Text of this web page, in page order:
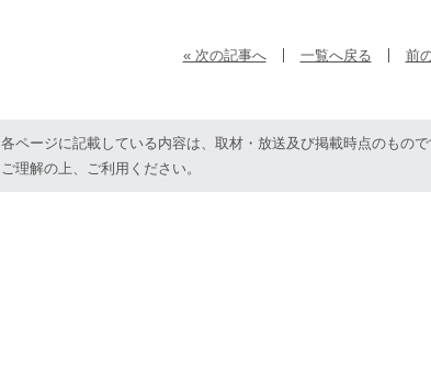
« 次の記事へ 一覧へ戻る 前
各ページに記載している内容は、取材・放送及び掲載時点のもので
ご理解の上、ご利用ください。